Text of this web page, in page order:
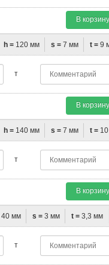
В корзину
h = 120 мм s = 7 мм t =9
т
В корзину
h = 140 мм s = 7 мм t =
т
В корзину
40 мм s = 3 мм t =3,3 мм
т